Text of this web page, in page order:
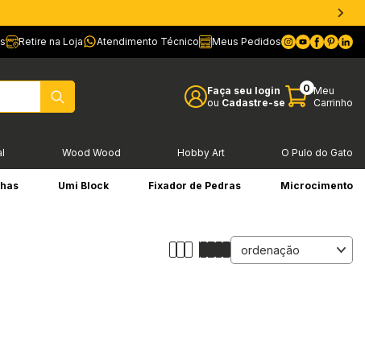
Retire na Loja Atendimento Técnico Meus Pedidos
Faça seu login
ou Cadastre-se
0 Meu
Carrinho
Wood Wood Hobby Art O Pulo do Gato
Umi Block Fixador de Pedras Microcimento